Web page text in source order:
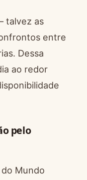
talvez as
entre
Dessa
ao redor
pelo
Mundo